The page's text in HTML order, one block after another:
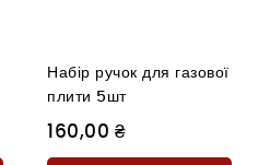
Набір ручок для газової
плити 5шт
160,00 ₴